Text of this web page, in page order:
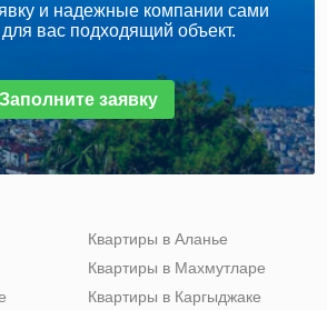
и надежные компании сами
вас подходящий объект.
Заполните заявку
Квартиры в Аланье
Квартиры в Махмутларе
Квартиры в Каргыджаке